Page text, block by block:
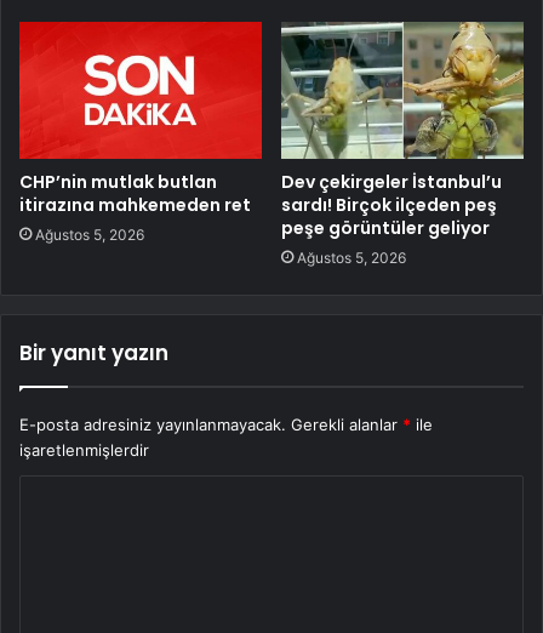
CHP’nin mutlak butlan
itirazına mahkemeden ret
Ağustos 5, 2026
Dev çekirgeler İstanbul’u
sardı! Birçok ilçeden peş
peşe görüntüler geliyor
Ağustos 5, 2026
Bir yanıt yazın
E-posta adresiniz yayınlanmayacak. Gerekli alanlar * ile
işaretlenmişlerdir